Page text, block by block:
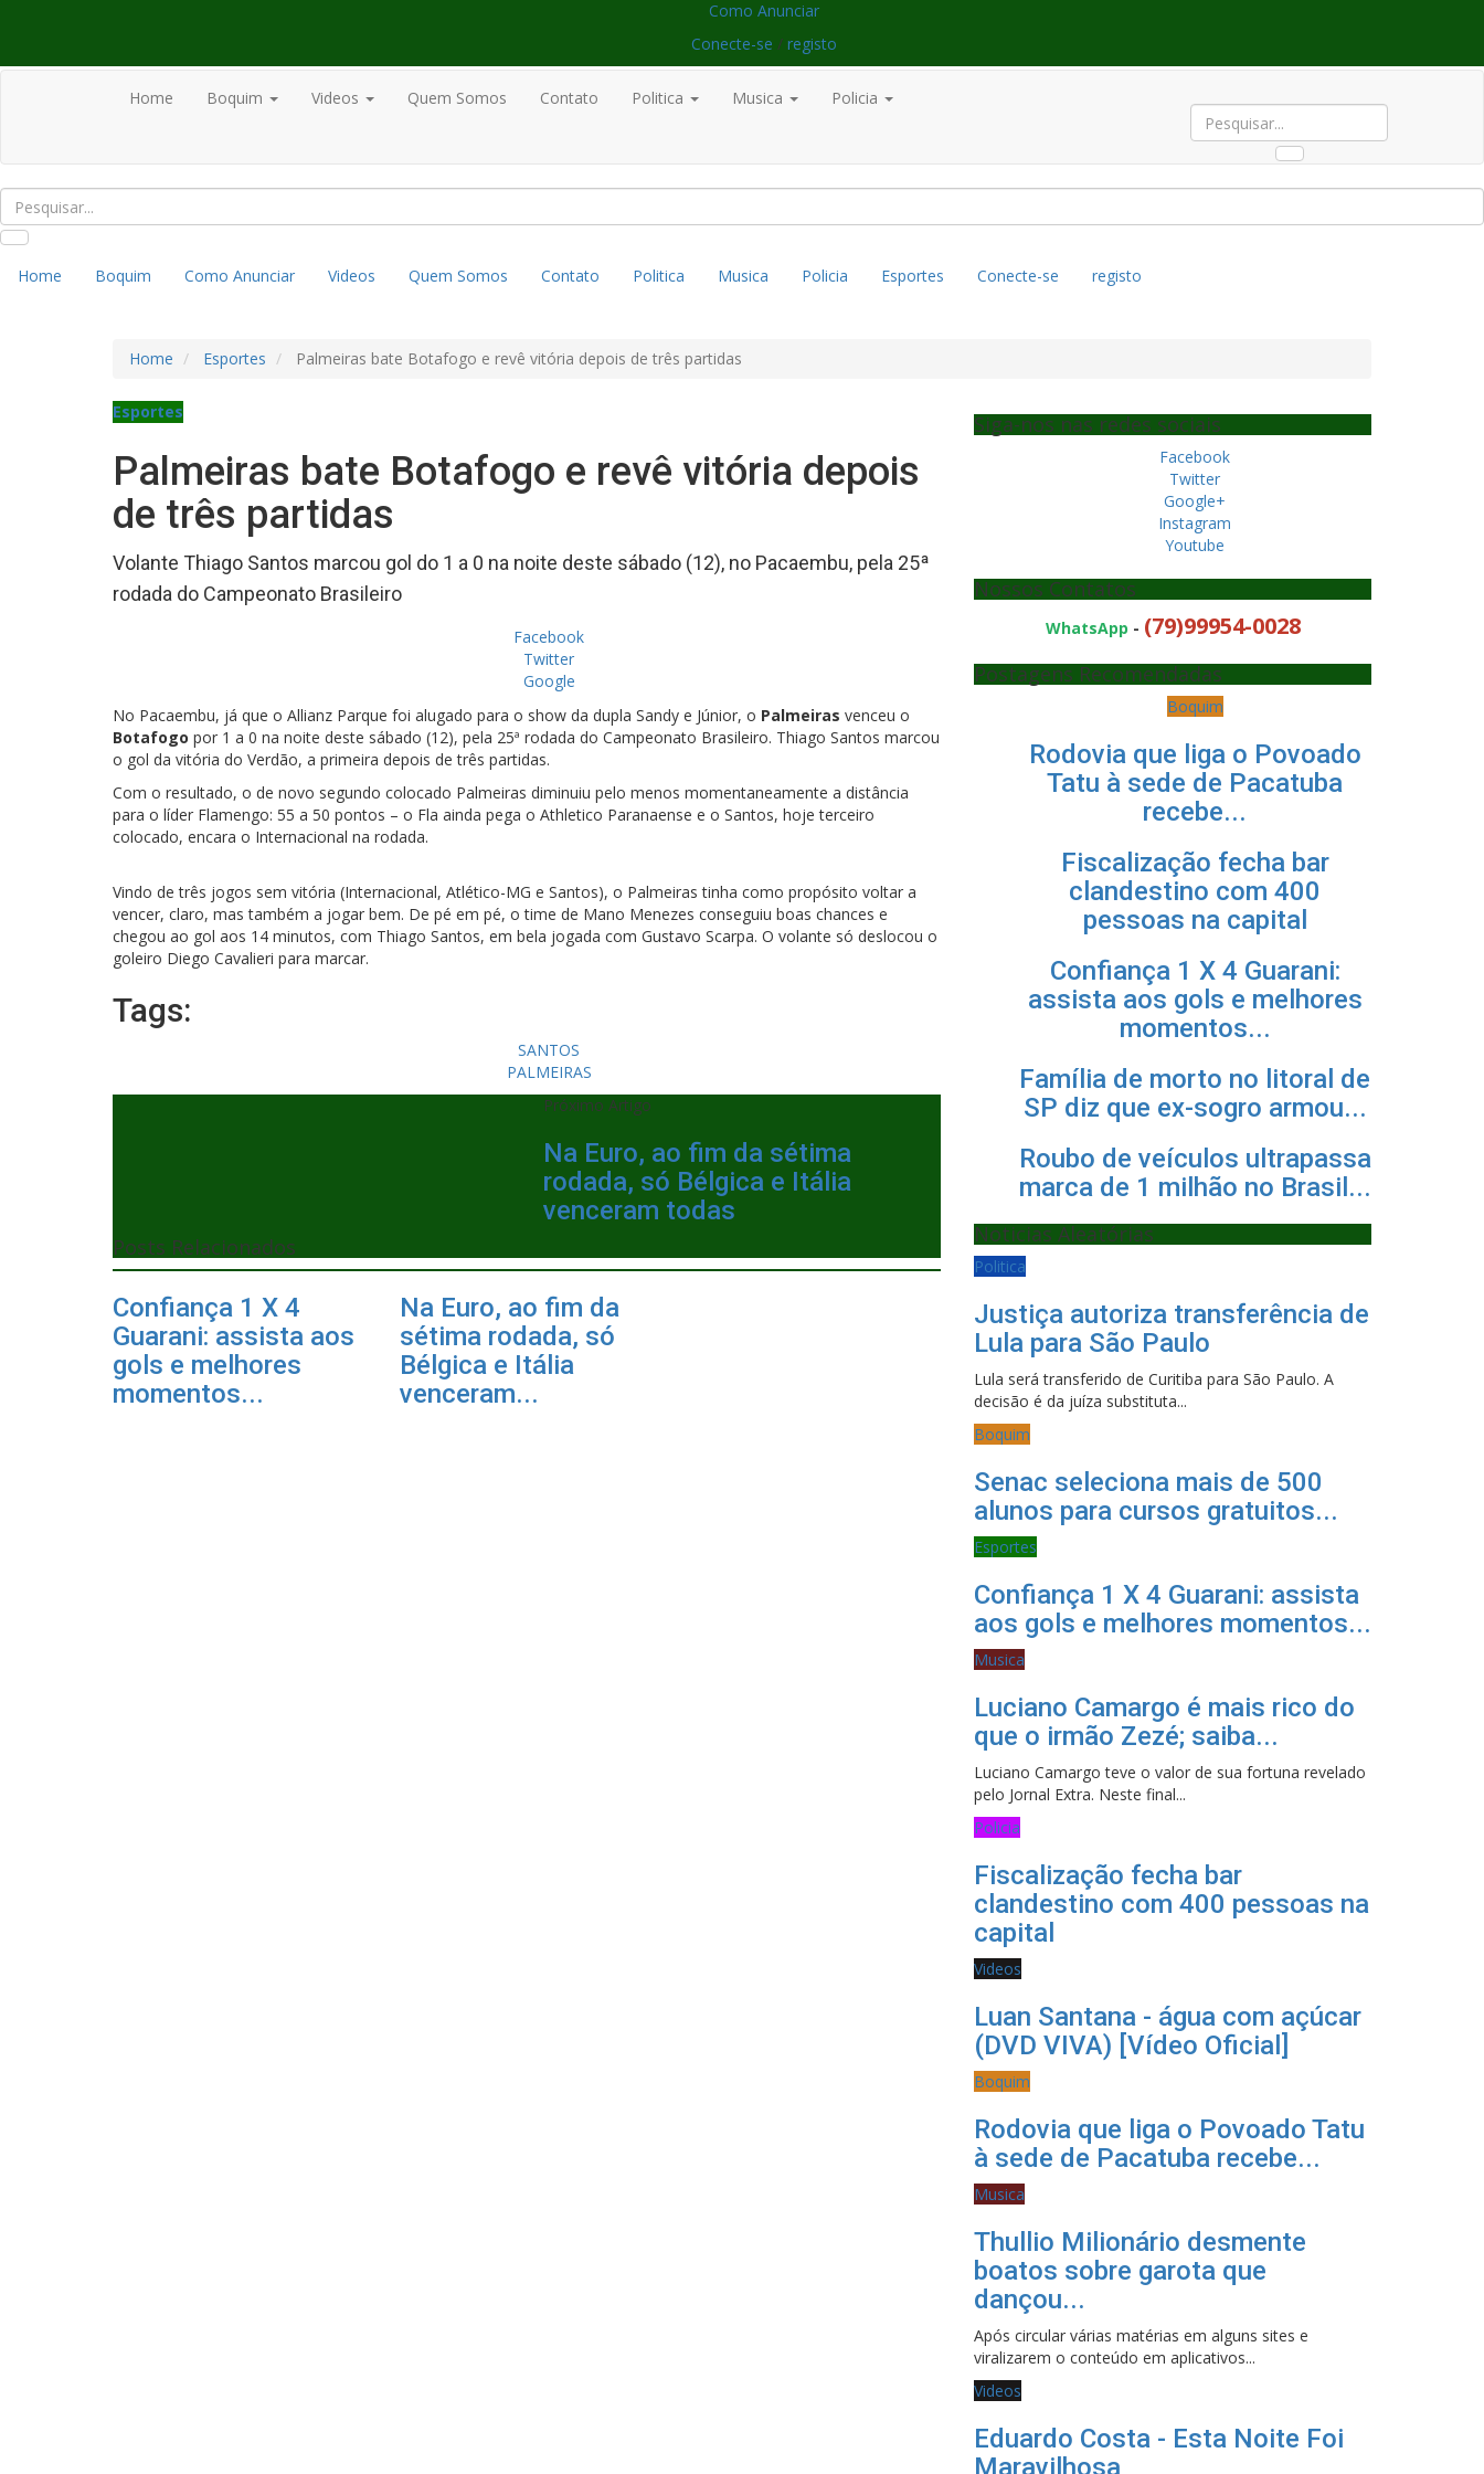
Como Anunciar
Conecte-se / registo
Home Boquim Videos Quem Somos Contato Politica Musica Policia
Home Boquim Como Anunciar Videos Quem Somos Contato Politica Musica Policia Esportes Conecte-se registo
Home Esportes Palmeiras bate Botafogo e revê vitória depois de três partidas
Esportes
Palmeiras bate Botafogo e revê vitória depois
de três partidas
Volante Thiago Santos marcou gol do 1 a 0 na noite deste sábado (12), no Pacaembu, pela 25ª
rodada do Campeonato Brasileiro
Facebook
Twitter
Google
No Pacaembu, já que o Allianz Parque foi alugado para o show da dupla Sandy e Júnior, o Palmeiras venceu o
Botafogo por 1 a 0 na noite deste sábado (12), pela 25ª rodada do Campeonato Brasileiro. Thiago Santos marcou
o gol da vitória do Verdão, a primeira depois de três partidas.
Com o resultado, o de novo segundo colocado Palmeiras diminuiu pelo menos momentaneamente a distância
para o líder Flamengo: 55 a 50 pontos – o Fla ainda pega o Athletico Paranaense e o Santos, hoje terceiro
colocado, encara o Internacional na rodada.
Vindo de três jogos sem vitória (Internacional, Atlético-MG e Santos), o Palmeiras tinha como propósito voltar a
vencer, claro, mas também a jogar bem. De pé em pé, o time de Mano Menezes conseguiu boas chances e
chegou ao gol aos 14 minutos, com Thiago Santos, em bela jogada com Gustavo Scarpa. O volante só deslocou o
goleiro Diego Cavalieri para marcar.
Tags:
SANTOS
PALMEIRAS
Próximo Artigo
Na Euro, ao fim da sétima
rodada, só Bélgica e Itália
venceram todas
Posts Relacionados
Confiança 1 X 4
Guarani: assista aos
gols e melhores
momentos...
Na Euro, ao fim da
sétima rodada, só
Bélgica e Itália
venceram...
Siga-nos nas redes sociais
Facebook
Twitter
Google+
Instagram
Youtube
Nossos Contatos
WhatsApp - (79)99954-0028
Postagens Recomendadas
Boquim
Rodovia que liga o Povoado
Tatu à sede de Pacatuba
recebe...
Fiscalização fecha bar
clandestino com 400
pessoas na capital
Confiança 1 X 4 Guarani:
assista aos gols e melhores
momentos...
Família de morto no litoral de
SP diz que ex-sogro armou...
Roubo de veículos ultrapassa
marca de 1 milhão no Brasil...
Noticias Aleatórias
Politica
Justiça autoriza transferência de
Lula para São Paulo
Lula será transferido de Curitiba para São Paulo. A
decisão é da juíza substituta...
Boquim
Senac seleciona mais de 500
alunos para cursos gratuitos...
Esportes
Confiança 1 X 4 Guarani: assista
aos gols e melhores momentos...
Musica
Luciano Camargo é mais rico do
que o irmão Zezé; saiba...
Luciano Camargo teve o valor de sua fortuna revelado
pelo Jornal Extra. Neste final...
Policia
Fiscalização fecha bar
clandestino com 400 pessoas na
capital
Videos
Luan Santana - água com açúcar
(DVD VIVA) [Vídeo Oficial]
Boquim
Rodovia que liga o Povoado Tatu
à sede de Pacatuba recebe...
Musica
Thullio Milionário desmente
boatos sobre garota que
dançou...
Após circular várias matérias em alguns sites e
viralizarem o conteúdo em aplicativos...
Videos
Eduardo Costa - Esta Noite Foi
Maravilhosa